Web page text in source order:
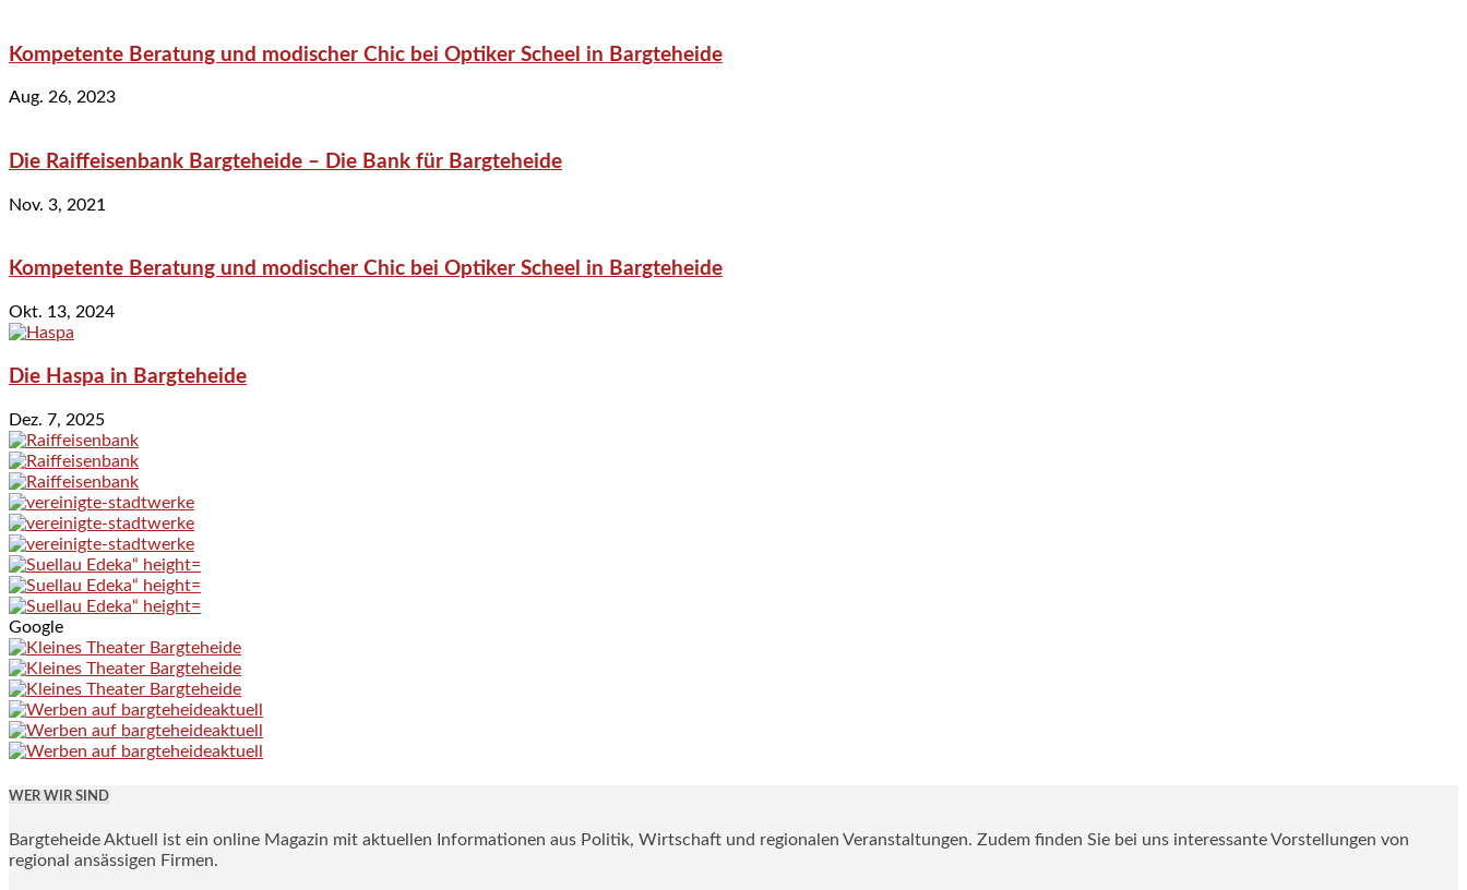
Kompetente Beratung und modischer Chic bei Optiker Scheel in Bargteheide
Aug. 26, 2023
Die Raiffeisenbank Bargteheide – Die Bank für Bargteheide
Nov. 3, 2021
Kompetente Beratung und modischer Chic bei Optiker Scheel in Bargteheide
Okt. 13, 2024
Die Haspa in Bargteheide
Dez. 7, 2025
Google
WER WIR SIND
Bargteheide Aktuell ist ein online Magazin mit aktuellen Informationen aus Politik, Wirtschaft und regionalen Veranstaltungen. Zudem finden Sie bei uns interessante Vorstellungen von
regional ansässigen Firmen.